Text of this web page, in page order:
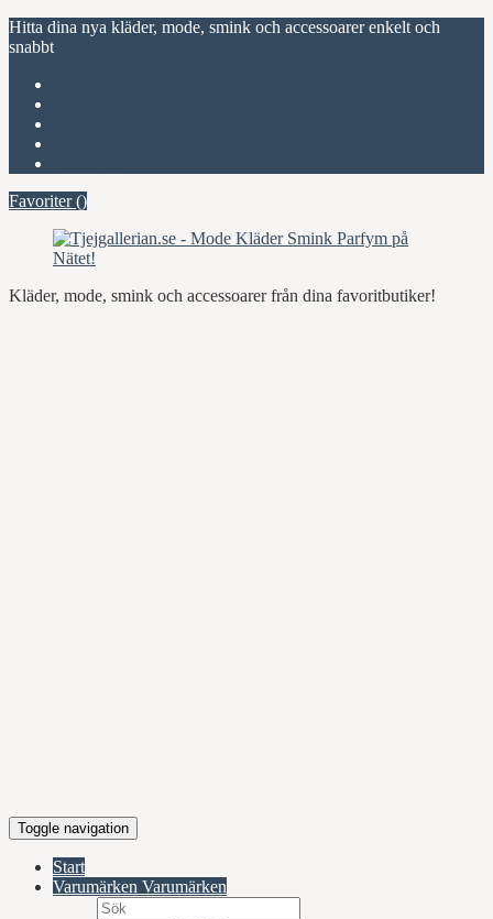
Hitta dina nya kläder, mode, smink och accessoarer enkelt och
snabbt
Favoriter ()
Kläder, mode, smink och accessoarer från dina favoritbutiker!
Toggle navigation
Start
Varumärken Varumärken